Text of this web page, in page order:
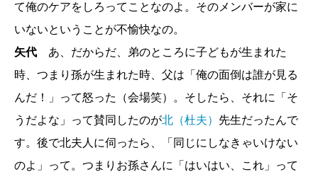
て俺のケアをしろってことなのよ。そのメンバーが家に
いないということが不愉快なの。
矢代 あ、だからだ、弟のところに子どもが生まれた
時、つまり孫が生まれた時、父は「俺の面倒は誰が見る
んだ！」って怒った（会場笑）。そしたら、それに「そ
うだよな」って賛同したのが北（杜夫） 先生だったんで
す。後で北夫人に伺ったら、「同じにしなきゃいけない
のよ」って。つまりお孫さんに「はいはい、これ」って